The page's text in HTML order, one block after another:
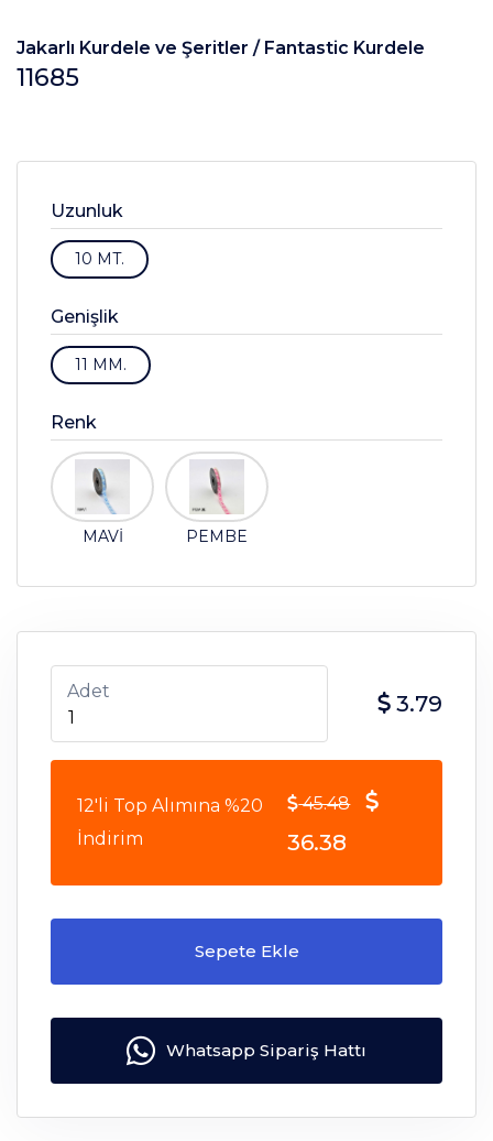
Jakarlı Kurdele ve Şeritler / Fantastic Kurdele
11685
Uzunluk
10 MT.
Genişlik
11 MM.
Renk
MAVİ PEMBE
Adet 3.79
12'li Top Alımına %20
İndirim
45.48
36.38
Sepete Ekle
Whatsapp Sipariş Hattı